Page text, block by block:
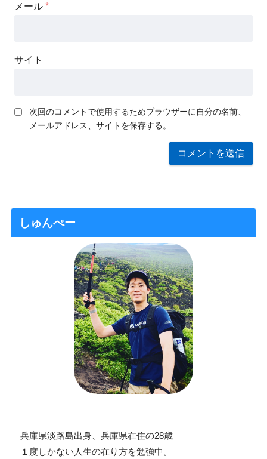
メール *
サイト
次回のコメントで使用するためブラウザーに自分の名前、
メールアドレス、サイトを保存する。
しゅんぺー
兵庫県淡路島出身、兵庫県在住の28歳
１度しかない人生の在り方を勉強中。